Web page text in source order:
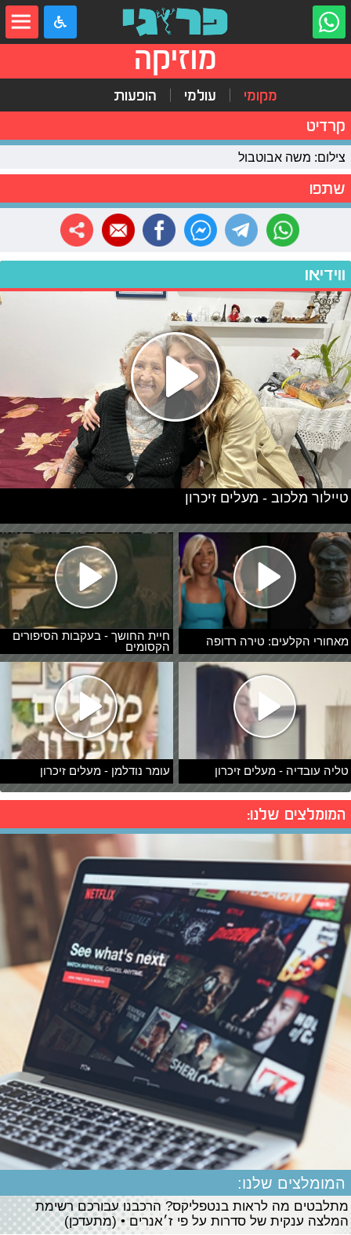
מוזיקה
מקומי עולמי הופעות
קרדיט
צילום: משה אבוטבול
שתפו
ווידיאו
מאחורי הקלעים: טירה רדופה
חיית החושך - בעקבות הסיפורים
הקסומים
טליה עובדיה - מעלים זיכרון עומר נודלמן - מעלים זיכרון
טיילור מלכוב - מעלים זיכרון
המומלצים שלנו:
המומלצים שלנו:
מתלבטים מה לראות בנטפליקס? הרכבנו עבורכם רשימת
המלצה ענקית של סדרות על פי ז׳אנרים • (מתעדכן)